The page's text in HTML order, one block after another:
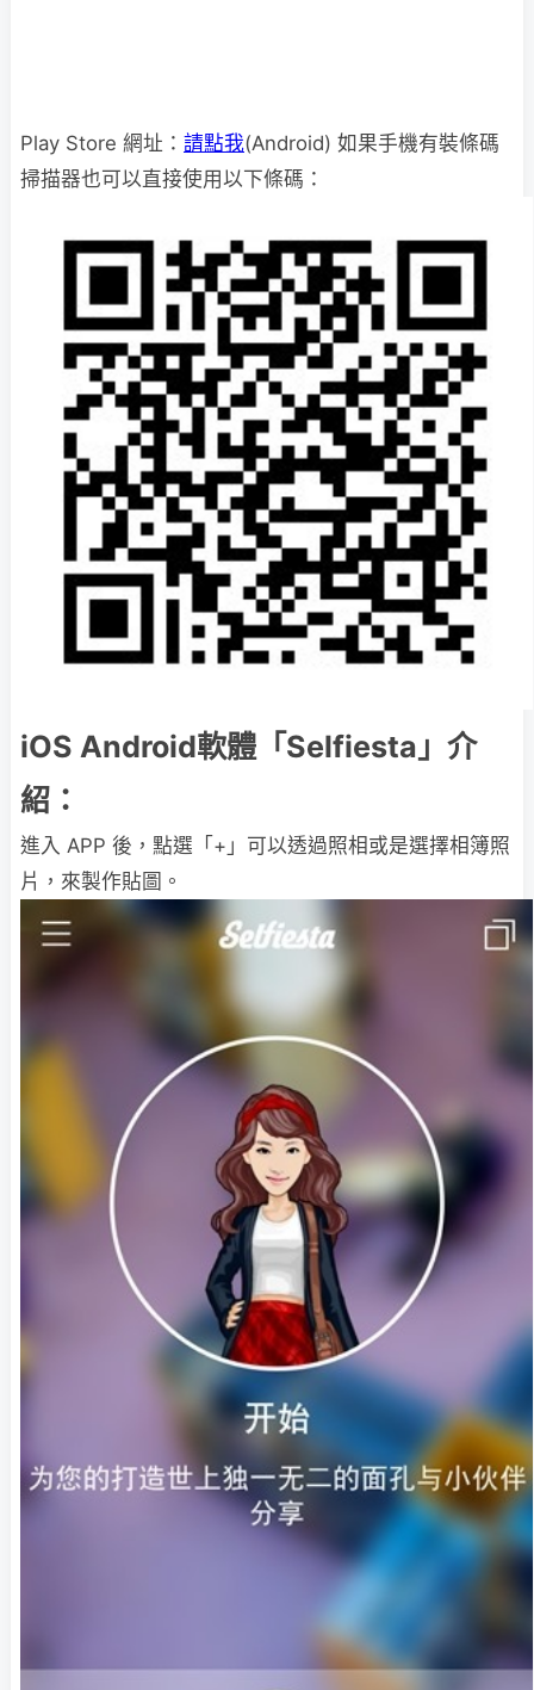
Play Store 網址： 請點我(Android) 如果手機有裝條碼
掃描器也可以直接使用以下條碼：
iOS Android軟體「Selfiesta」介
紹：
進入 APP 後，點選「+」可以透過照相或是選擇相簿照
片，來製作貼圖。